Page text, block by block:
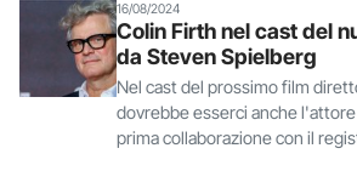
16/08/2024
Colin Firth nel cast del
da Steven Spielberg
Nel cast del prossimo film
dovrebbe esserci anche
prima collaborazione con il